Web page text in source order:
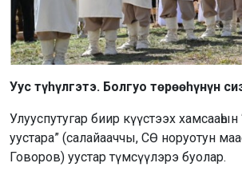
Уус түһүлгэтэ. Болгуо төрөөһүнүн
Улууспутугар биир күүстээх
уустара” (салайааччы, СӨ норуотун
Говоров) уустар түмсүүлэрэ буолар.